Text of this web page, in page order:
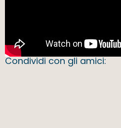
Condividi con gli amici: